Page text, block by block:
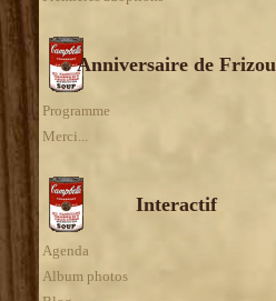
Anniversaire de Frizou
Programme
Merci...
Interactif
Agenda
Album photos